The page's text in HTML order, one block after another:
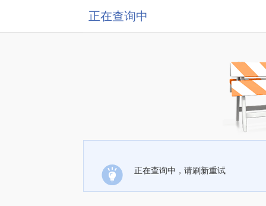
正在查询中
正在查询中，请刷新重试